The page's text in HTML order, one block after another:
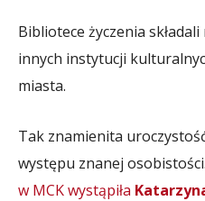
Bibliotece życzenia
innych instytucji
miasta.
Tak znamienita
występu znanej
w MCK wystąpiła